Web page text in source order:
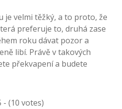
je velmi těžký, a to proto, že
preferuje to, druhá zase
roku dávat pozor a
libí. Právě v takových
překvapení a budete
- (10 votes)